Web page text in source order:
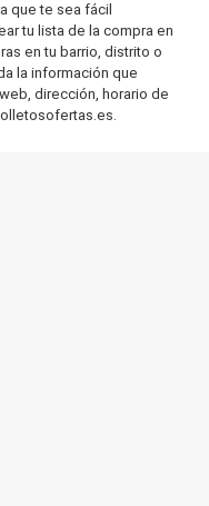
que te sea fácil
tu lista de la compra en
en tu barrio, distrito o
la información que
dirección, horario de